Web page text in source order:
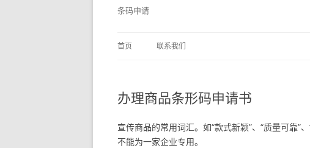
条码申请
首页 联系我们
办理商品条形码申请书
宣传商品的常用词汇。如“款式新颖”、“质量可靠”
不能为一家企业专用。